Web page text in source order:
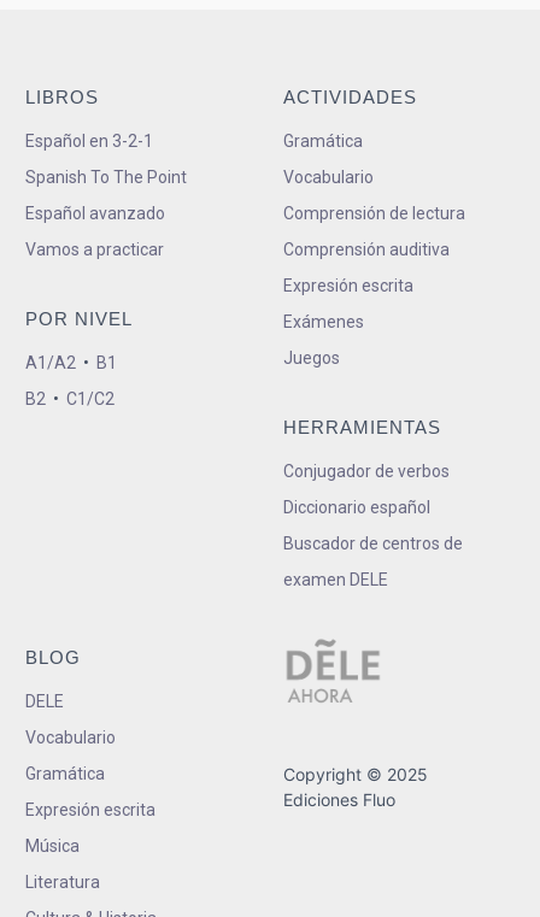
LIBROS
Español en 3-2-1
Spanish To The Point
Español avanzado
Vamos a practicar
POR NIVEL
A1/A2 • B1
B2 • C1/C2
ACTIVIDADES
Gramática
Vocabulario
Comprensión de lectura
Comprensión auditiva
Expresión escrita
Exámenes
Juegos
HERRAMIENTAS
Conjugador de verbos
Diccionario español
Buscador de centros de
examen DELE
BLOG
DELE
Vocabulario
Gramática
Expresión escrita
Música
Literatura
Copyright © 2025
Ediciones Fluo